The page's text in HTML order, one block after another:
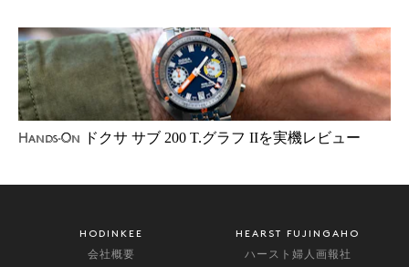
Hands-On ドクサ サブ 200 T.グラフ IIを実機レビュー
HODINKEE
会社概要
HEARST FUJINGAHO
ハースト婦人画報社